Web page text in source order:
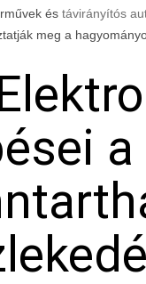
és távirányítós
meg a